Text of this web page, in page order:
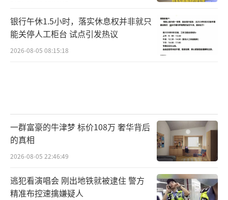
银行午休1.5小时，落实休息权并非就只
能关停人工柜台 试点引发热议
2026-08-05 08:15:18
一群富豪的牛津梦 标价108万 奢华背后
的真相
2026-08-05 22:46:49
逃犯看演唱会 刚出地铁就被逮住 警方
精准布控速擒嫌疑人